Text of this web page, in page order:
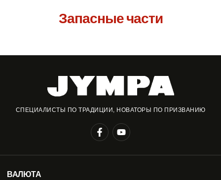
Запасные части
СПЕЦИАЛИСТЫ ПО ТРАДИЦИИ, НОВАТОРЫ ПО ПРИЗВАНИЮ
ВАЛЮТА